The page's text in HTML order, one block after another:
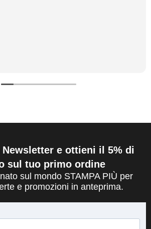
e ottieni il 5% di
sul tuo primo ordine
sul mondo STAMPA PIÙ per
e promozioni in anteprima.